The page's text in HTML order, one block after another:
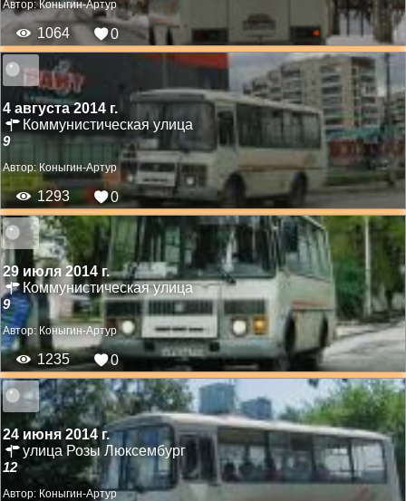
Автор:Коныгин-Артур
1064 0
4 августа 2014 г.
Коммунистическая улица
9
Автор: Коныгин-Артур
1293 0
29 июля 2014 г.
Коммунистическая улица
9
Автор: Коныгин-Артур
1235 0
24 июня 2014 г.
улица Розы Люксембург
12
Автор: Коныгин-Артур